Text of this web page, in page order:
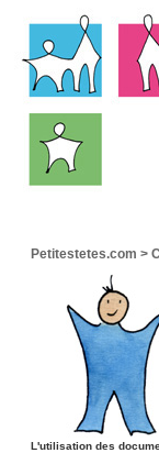
Petitestetes.com >
L'utilisation des